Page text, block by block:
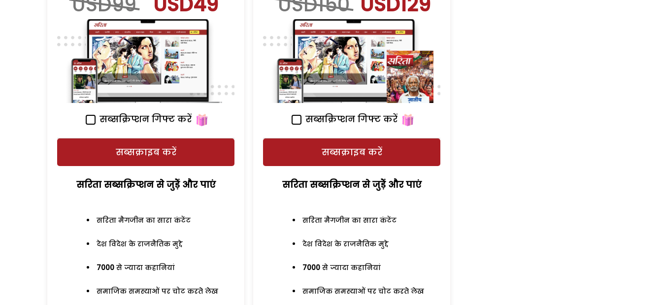
सब्सक्रिप्शन गिफ्ट करें
सब्सक्राइब करें
सरिता सब्सक्रिप्शन से जुड़ेें और पाएं
सरिता मैगजीन का सारा कंटेंट
देश विदेश के राजनैतिक मुद्दे
7000 से ज्यादा कहानियां
समाजिक समस्याओं पर चोट करते लेख
सब्सक्रिप्शन गिफ्ट करें
सब्सक्राइब करें
सरिता सब्सक्रिप्शन से जुड़ेें और पाएं
सरिता मैगजीन का सारा कंटेंट
देश विदेश के राजनैतिक मुद्दे
7000 से ज्यादा कहानियां
समाजिक समस्याओं पर चोट करते लेख